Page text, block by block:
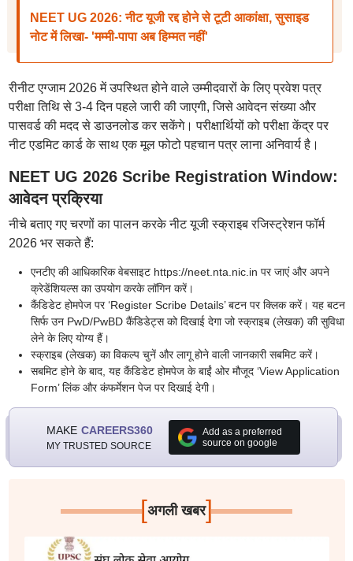
NEET UG 2026: नीट यूजी रद्द होने से टूटी आकांक्षा, सुसाइड
नोट में लिखा- 'मम्मी-पापा अब हिम्मत नहीं'
रीनीट एग्जाम 2026 में उपस्थित होने वाले उम्मीदवारों के लिए प्रवेश पत्र
परीक्षा तिथि से 3-4 दिन पहले जारी की जाएगी, जिसे आवेदन संख्या और
पासवर्ड की मदद से डाउनलोड कर सकेंगे। परीक्षार्थियों को परीक्षा केंद्र पर
नीट एडमिट कार्ड के साथ एक मूल फोटो पहचान पत्र लाना अनिवार्य है।
NEET UG 2026 Scribe Registration Window:
आवेदन प्रक्रिया
नीचे बताए गए चरणों का पालन करके नीट यूजी स्क्राइब रजिस्ट्रेशन फॉर्म
2026 भर सकते हैं:
एनटीए की आधिकारिक वेबसाइट https://neet.nta.nic.in पर जाएं और अपने
क्रेडेंशियल्स का उपयोग करके लॉगिन करें।
कैंडिडेट होमपेज पर ‘Register Scribe Details’ बटन पर क्लिक करें। यह बटन
सिर्फ उन PwD/PwBD कैंडिडेट्स को दिखाई देगा जो स्क्राइब (लेखक) की सुविधा
लेने के लिए योग्य हैं।
स्क्राइब (लेखक) का विकल्प चुनें और लागू होने वाली जानकारी सबमिट करें।
सबमिट होने के बाद, यह कैंडिडेट होमपेज के बाईं ओर मौजूद ‘View Application
Form’ लिंक और कंफर्मेशन पेज पर दिखाई देगी।
MAKE CAREERS360
MY TRUSTED SOURCE
Add as a preferred
source on google
[अगली खबर]